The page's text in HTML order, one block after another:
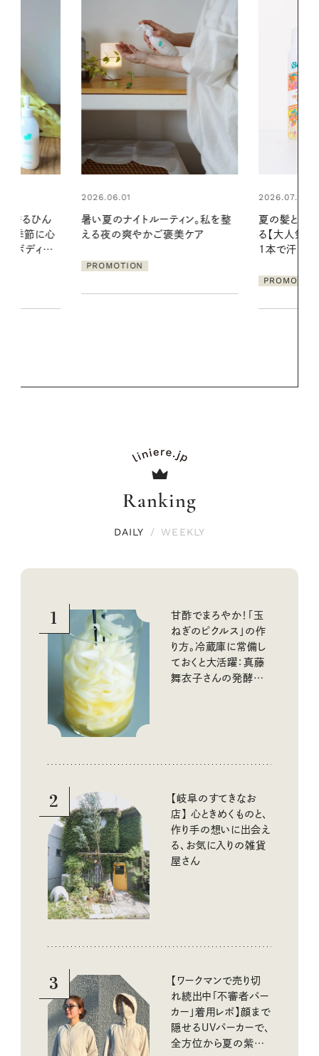
ン。私を整
ケア
2026.07.24
夏の髪と心が瞬時にリフレッシュす
る【大人気のドライシャンプー】 この
2026.06.01
お出かけ前
の一日。汗ば
に過ごす私
Ranking
DAILY / WEEKLY
1
甘酢でまろやか！「玉
ねぎのピクルス」の作
り方。冷蔵庫に常備し
ておくと大活躍：真藤
舞衣子さんの発酵と
2
【岐阜のすてきなお
店】 心ときめくものと、
作り手の想いに出会え
る、お気に入りの雑貨
屋さん
3
【ワークマンで売り切
れ続出中「不審者パー
カー」着用レポ】顔まで
隠せるUVパーカーで、
全方位から夏の紫外